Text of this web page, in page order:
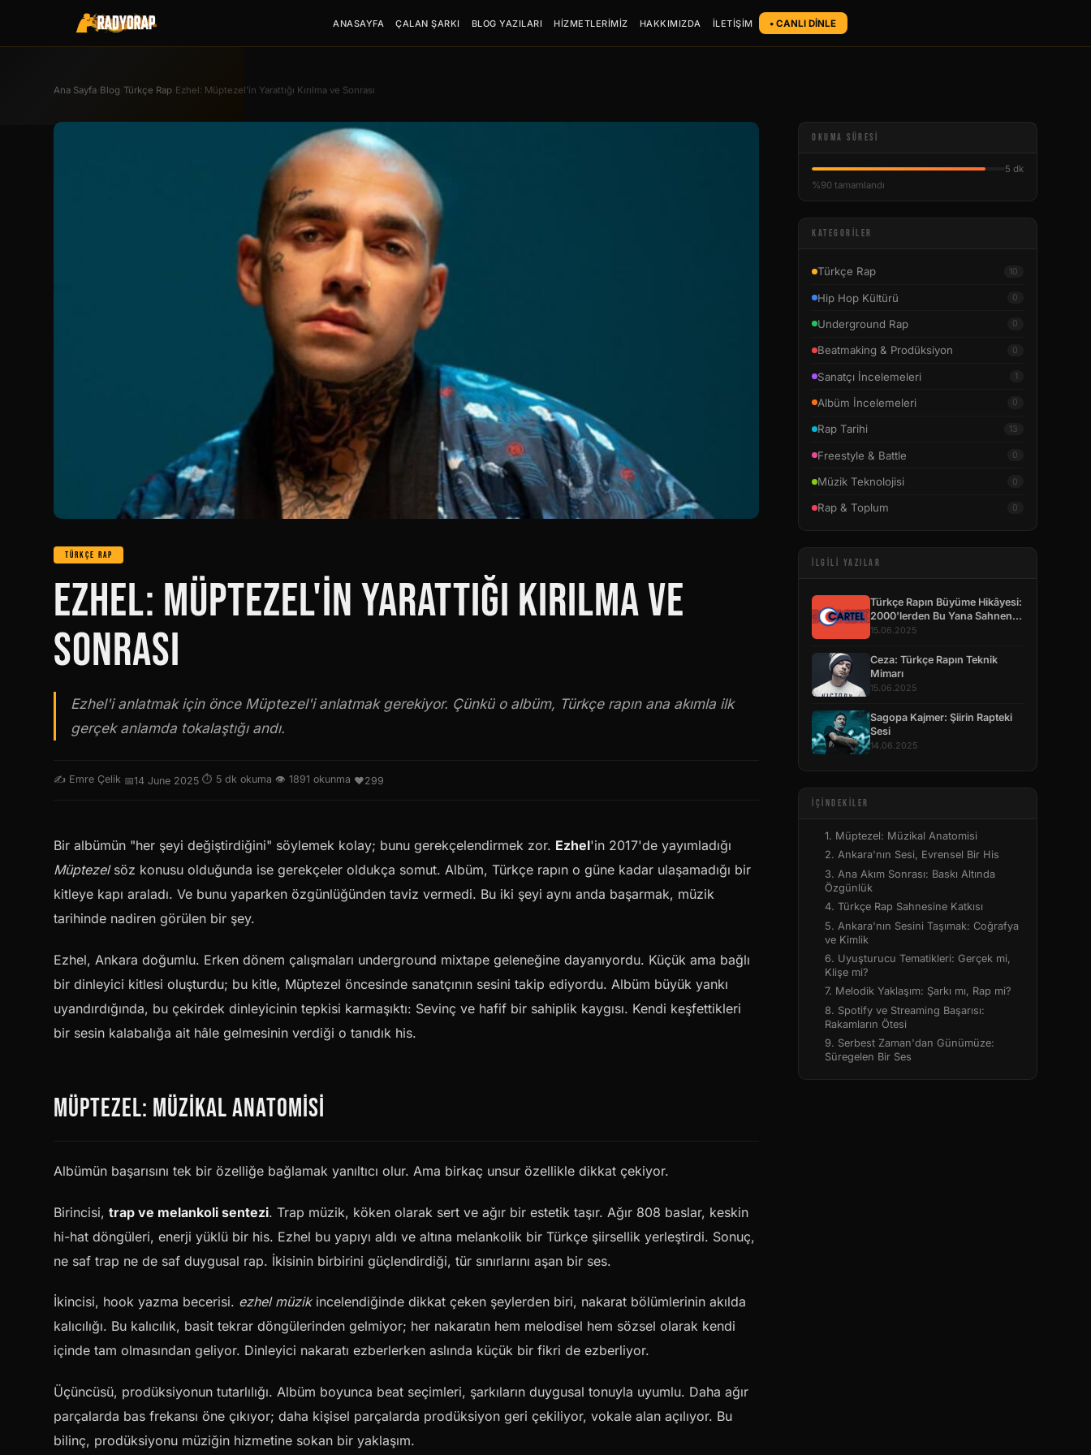
ANASAYFA ÇALAN ŞARKI BLOG YAZILARI HİZMETLERİMİZ HAKKIMIZDA İLETİŞİM • CANLI DİNLE
Ana Sayfa Blog Türkçe Rap Ezhel: Müptezel'in Yarattığı Kırılma ve Sonrası
TÜRKÇE RAP
EZHEL: MÜPTEZEL'IN YARATTIĞI KIRILMA VE
SONRASI
Ezhel'i anlatmak için önce Müptezel'i anlatmak gerekiyor. Çünkü o albüm, Türkçe rapın ana akımla ilk
gerçek anlamda tokalaştığı andı.
✍️ Emre Çelik 📅14 June 2025 ⏱ 5 dk okuma 👁 1891 okunma ❤299
Bir albümün "her şeyi değiştirdiğini" söylemek kolay; bunu gerekçelendirmek zor. Ezhel'in 2017'de yayımladığı
Müptezelsöz konusu olduğunda ise gerekçeler oldukça somut. Albüm, Türkçe rapın o güne kadar ulaşamadığı bir
kitleye kapı araladı. Ve bunu yaparken özgünlüğünden taviz vermedi. Bu iki şeyi aynı anda başarmak, müzik
tarihinde nadiren görülen bir şey.
Ezhel, Ankara doğumlu. Erken dönem çalışmaları underground mixtape geleneğine dayanıyordu. Küçük ama bağlı
bir dinleyici kitlesi oluşturdu; bu kitle, Müptezel öncesinde sanatçının sesini takip ediyordu. Albüm büyük yankı
uyandırdığında, bu çekirdek dinleyicinin tepkisi karmaşıktı: Sevinç ve hafif bir sahiplik kaygısı. Kendi keşfettikleri
bir sesin kalabalığa ait hâle gelmesinin verdiği o tanıdık his.
MÜPTEZEL: MÜZIKAL ANATOMISI
Albümün başarısını tek bir özelliğe bağlamak yanıltıcı olur. Ama birkaç unsur özellikle dikkat çekiyor.
Birincisi, trap ve melankoli sentezi. Trap müzik, köken olarak sert ve ağır bir estetik taşır. Ağır 808 baslar, keskin
hi-hat döngüleri, enerji yüklü bir his. Ezhel bu yapıyı aldı ve altına melankolik bir Türkçe şiirsellik yerleştirdi. Sonuç,
ne saf trap ne de saf duygusal rap. İkisinin birbirini güçlendirdiği, tür sınırlarını aşan bir ses.
İkincisi, hook yazma becerisi. ezhel müzikincelendiğinde dikkat çeken şeylerden biri, nakarat bölümlerinin akılda
kalıcılığı. Bu kalıcılık, basit tekrar döngülerinden gelmiyor; her nakaratın hem melodisel hem sözsel olarak kendi
içinde tam olmasından geliyor. Dinleyici nakaratı ezberlerken aslında küçük bir fikri de ezberliyor.
Üçüncüsü, prodüksiyonun tutarlılığı. Albüm boyunca beat seçimleri, şarkıların duygusal tonuyla uyumlu. Daha ağır
parçalarda bas frekansı öne çıkıyor; daha kişisel parçalarda prodüksiyon geri çekiliyor, vokale alan açılıyor. Bu
bilinç, prodüksiyonu müziğin hizmetine sokan bir yaklaşım.
OKUMA SÜRESI
5 dk
%90 tamamlandı
KATEGORILER
Türkçe Rap 10
Hip Hop Kültürü 0
Underground Rap 0
Beatmaking & Prodüksiyon 0
Sanatçı İncelemeleri 1
Albüm İncelemeleri 0
Rap Tarihi 13
Freestyle & Battle 0
Müzik Teknolojisi 0
Rap & Toplum 0
İLGILI YAZILAR
Türkçe Rapın Büyüme Hikâyesi:
2000'lerden Bu Yana Sahnenin
Dönüşümü
15.06.2025
Ceza: Türkçe Rapın Teknik
Mimarı
15.06.2025
Sagopa Kajmer: Şiirin Rapteki
Sesi
14.06.2025
İÇINDEKILER
1. Müptezel: Müzikal Anatomisi
2. Ankara'nın Sesi, Evrensel Bir His
3. Ana Akım Sonrası: Baskı Altında
Özgünlük
4. Türkçe Rap Sahnesine Katkısı
5. Ankara'nın Sesini Taşımak: Coğrafya
ve Kimlik
6. Uyuşturucu Tematikleri: Gerçek mi,
Klişe mi?
7. Melodik Yaklaşım: Şarkı mı, Rap mi?
8. Spotify ve Streaming Başarısı:
Rakamların Ötesi
9. Serbest Zaman'dan Günümüze:
Süregelen Bir Ses